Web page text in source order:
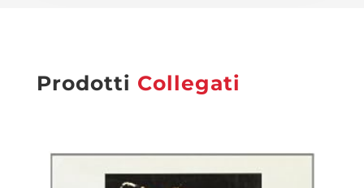
Prodotti Collegati